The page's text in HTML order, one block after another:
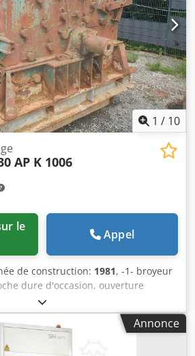
1 / 10
AP K 1006
Appel
de construction: 1981, -1- broyeur
dure d'occasion, ouverture
mm, rotor 1000 x 670 mm, capacité
jusqu'à 180 mm,
35 mm Dedpfxsw N Hk Hs Akpskr
Annonce